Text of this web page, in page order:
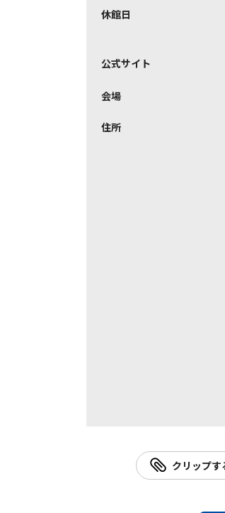
休館日
公式サイト
会場
住所
クリップす